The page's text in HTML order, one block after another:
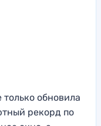
обновила
рекорд по